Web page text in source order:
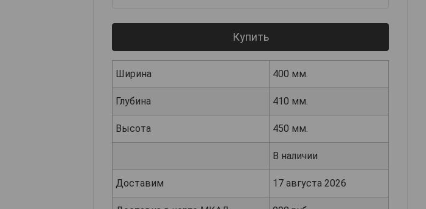
Купить
Ширина 400 мм.
Глубина 410 мм.
Высота 450 мм.
В наличии
Доставим 17 августа 2026